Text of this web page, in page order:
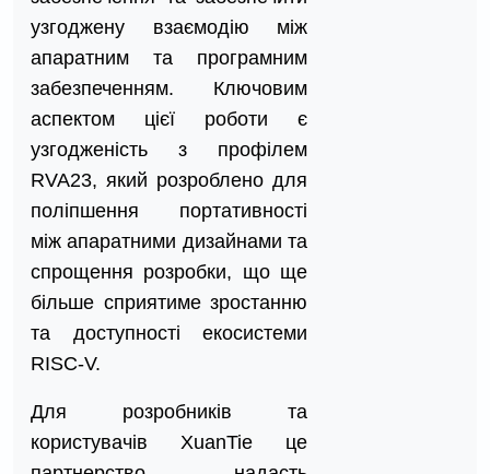
узгоджену взаємодію між
апаратним та програмним
забезпеченням. Ключовим
аспектом цієї роботи є
узгодженість з профілем
RVA23, який розроблено для
поліпшення портативності
між апаратними дизайнами та
спрощення розробки, що ще
більше сприятиме зростанню
та доступності екосистеми
RISC-V.
Для розробників та
користувачів XuanTie це